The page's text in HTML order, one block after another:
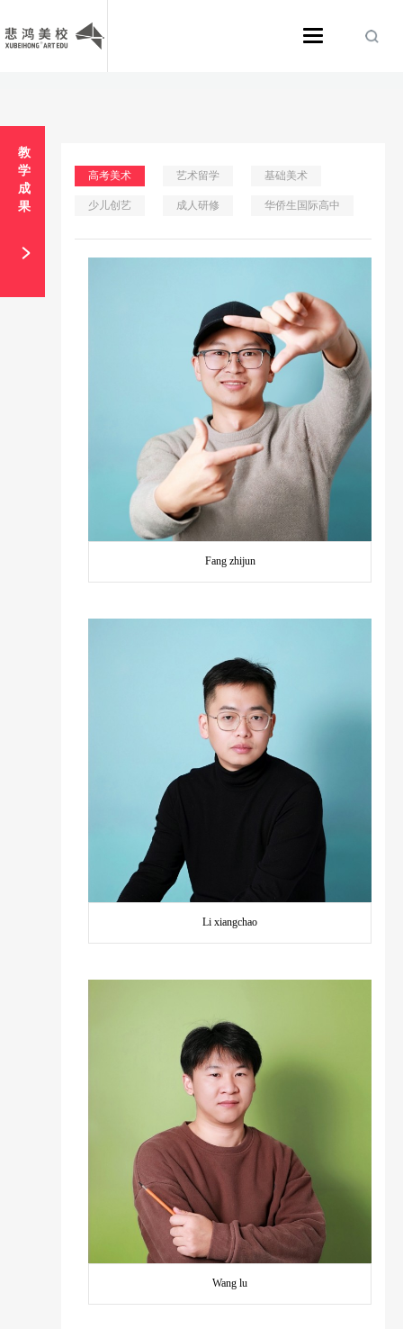
教
学
成
果
高考美术 艺术留学 基础美术
少儿创艺 成人研修 华侨生国际高中
Fang zhijun
Li xiangchao
Wang lu